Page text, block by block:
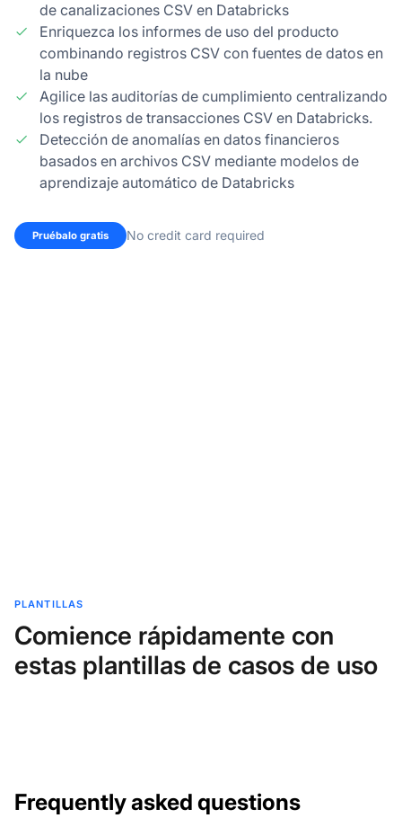
de canalizaciones CSV en Databricks
Enriquezca los informes de uso del producto
combinando registros CSV con fuentes de datos en
la nube
Agilice las auditorías de cumplimiento centralizando
los registros de transacciones CSV en Databricks.
Detección de anomalías en datos financieros
basados en archivos CSV mediante modelos de
aprendizaje automático de Databricks
Pruébalo gratis No credit card required
PLANTILLAS
Comience rápidamente con
estas plantillas de casos de uso
Frequently asked questions